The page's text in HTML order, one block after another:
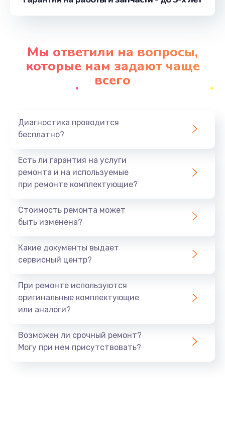
от 1160 руб.
от 1490 руб.
Заказать
от 1795 руб.
Заказать
Замена USB порта
Заказать
от 1120 руб.
Мы ответили на вопросы,
которые нам задают чаще
всего
Диагностика проводится
бесплатно?
Есть ли гарантия на услуги
ремонта и на используемые
при ремонте комплектующие?
Стоимость ремонта может
быть изменена?
Какие документы выдает
сервисный центр?
При ремонте используются
оригинальные комплектующие
или аналоги?
Возможен ли срочный ремонт?
Могу при нем присутствовать?